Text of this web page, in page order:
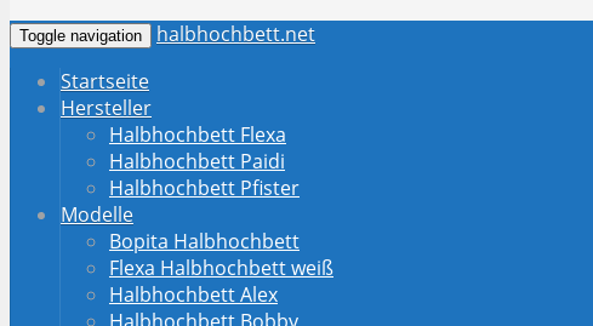
Toggle navigation
halbhochbett.net
Startseite
Hersteller
Halbhochbett Flexa
Halbhochbett Paidi
Halbhochbett Pfister
Modelle
Bopita Halbhochbett
Flexa Halbhochbett weiß
Halbhochbett Alex